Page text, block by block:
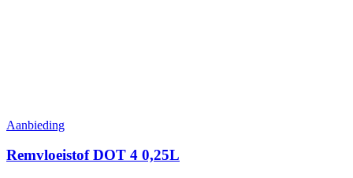
Aanbieding
Remvloeistof DOT 4 0,25L